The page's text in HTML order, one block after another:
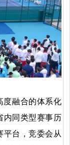
融合的体系化
内同类型赛事历
平台，竞委会从